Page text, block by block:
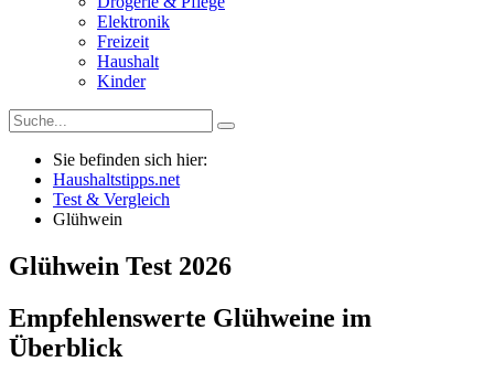
Elektronik
Freizeit
Haushalt
Kinder
Sie befinden sich hier:
Haushaltstipps.net
Test & Vergleich
Glühwein
Glühwein Test 2026
Empfehlenswerte Glühweine im
Überblick